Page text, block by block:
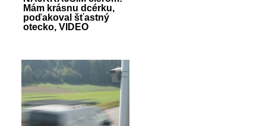
Mám krásnu dcérku,
poďakoval šťastný
otecko, VIDEO